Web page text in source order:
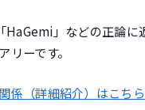
HaGemi」などの正論に
リーです。
係（詳細紹介）はこちら